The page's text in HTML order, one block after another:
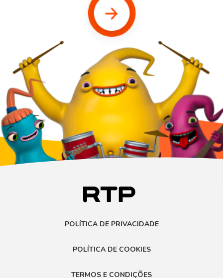
POLÍTICA DE PRIVACIDADE
POLÍTICA DE COOKIES
TERMOS E CONDIÇÕES